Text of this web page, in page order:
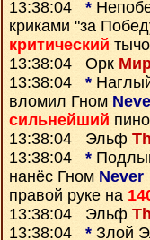
13:38:04 *
криками "за
критический
13:38:04 Орк
13:38:04 *
вломил Гном
сильнейший
13:38:04 Эльф
13:38:04 *
нанёс Гном
правой руке на
13:38:04 Эльф
13:38:04 * Злой